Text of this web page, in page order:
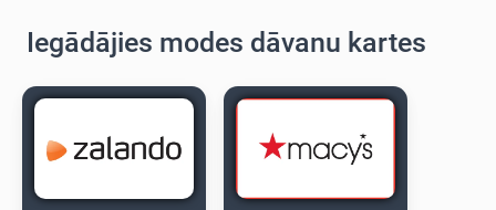
Iegādājies modes dāvanu kartes